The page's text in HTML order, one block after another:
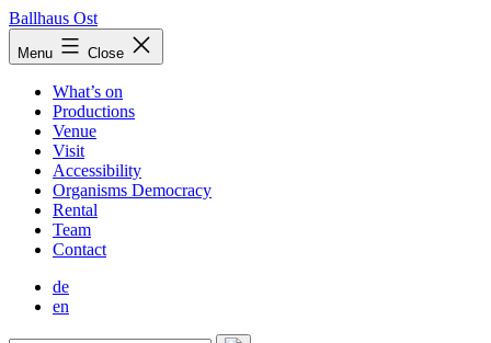
Skip
to
content
Ballhaus Ost
Ballhaus
Ost
Menu Close
What’s on
Productions
Venue
Visit
Accessibility
Organisms Democracy
Rental
Team
Contact
de
en